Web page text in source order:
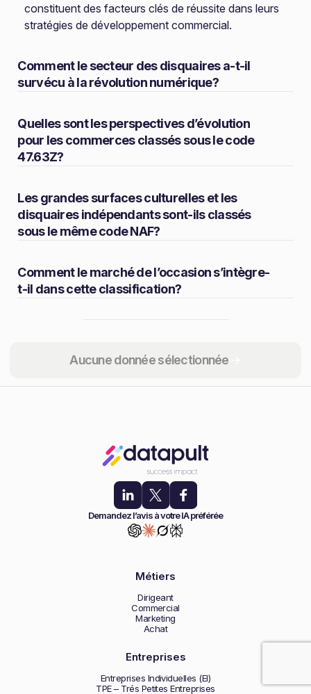
Aucune donnée sélectionnée
constituent des facteurs clés de réussite dans leurs
stratégies de développement commercial.
Comment le secteur des disquaires a-t-il
survécu à la révolution numérique?
Quelles sont les perspectives d’évolution
pour les commerces classés sous le code
47.63Z?
Les grandes surfaces culturelles et les
disquaires indépendants sont-ils classés
sous le même code NAF?
Comment le marché de l’occasion s’intègre-
t-il dans cette classification?
Partager
Demandez l’avis à votre IA préférée
Métiers
Dirigeant
Commercial
Marketing
Achat
Entreprises
Entreprises Individuelles (EI)
TPE – Trés Petites Entreprises